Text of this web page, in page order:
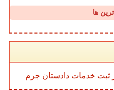
ها
ثبت خدمات دادستان جرم